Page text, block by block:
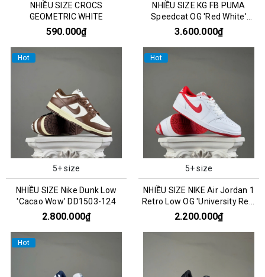
NHIỀU SIZE CROCS
GEOMETRIC WHITE
590.000₫
NHIỀU SIZE KG FB PUMA
Speedcat OG 'Red White'
400986-02
3.600.000₫
Hot
5+ size
NHIỀU SIZE Nike Dunk Low
'Cacao Wow' DD1503-124
2.800.000₫
Hot
5+ size
NHIỀU SIZE NIKE Air Jordan 1
Retro Low OG 'University Red'
CZ0790-161
2.200.000₫
Hot